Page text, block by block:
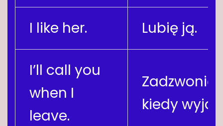
I like her. Lubię ją.
I’ll call you
when I
leave.
Zadzwonię,
kiedy